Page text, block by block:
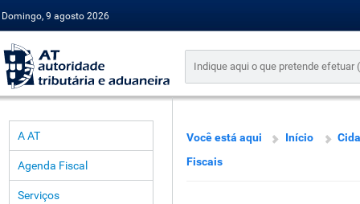
Domingo, 9 agosto 2026
A AT
Agenda Fiscal
Serviços
Você está aqui Início
Fiscais